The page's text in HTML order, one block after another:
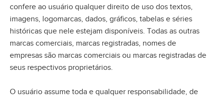
confere ao usuário qualquer direito de uso dos textos,
imagens, logomarcas, dados, gráficos, tabelas e séries
históricas que nele estejam disponíveis. Todas as outras
marcas comerciais, marcas registradas, nomes de
empresas são marcas comerciais ou marcas registradas de
seus respectivos proprietários.
O usuário assume toda e qualquer responsabilidade, de